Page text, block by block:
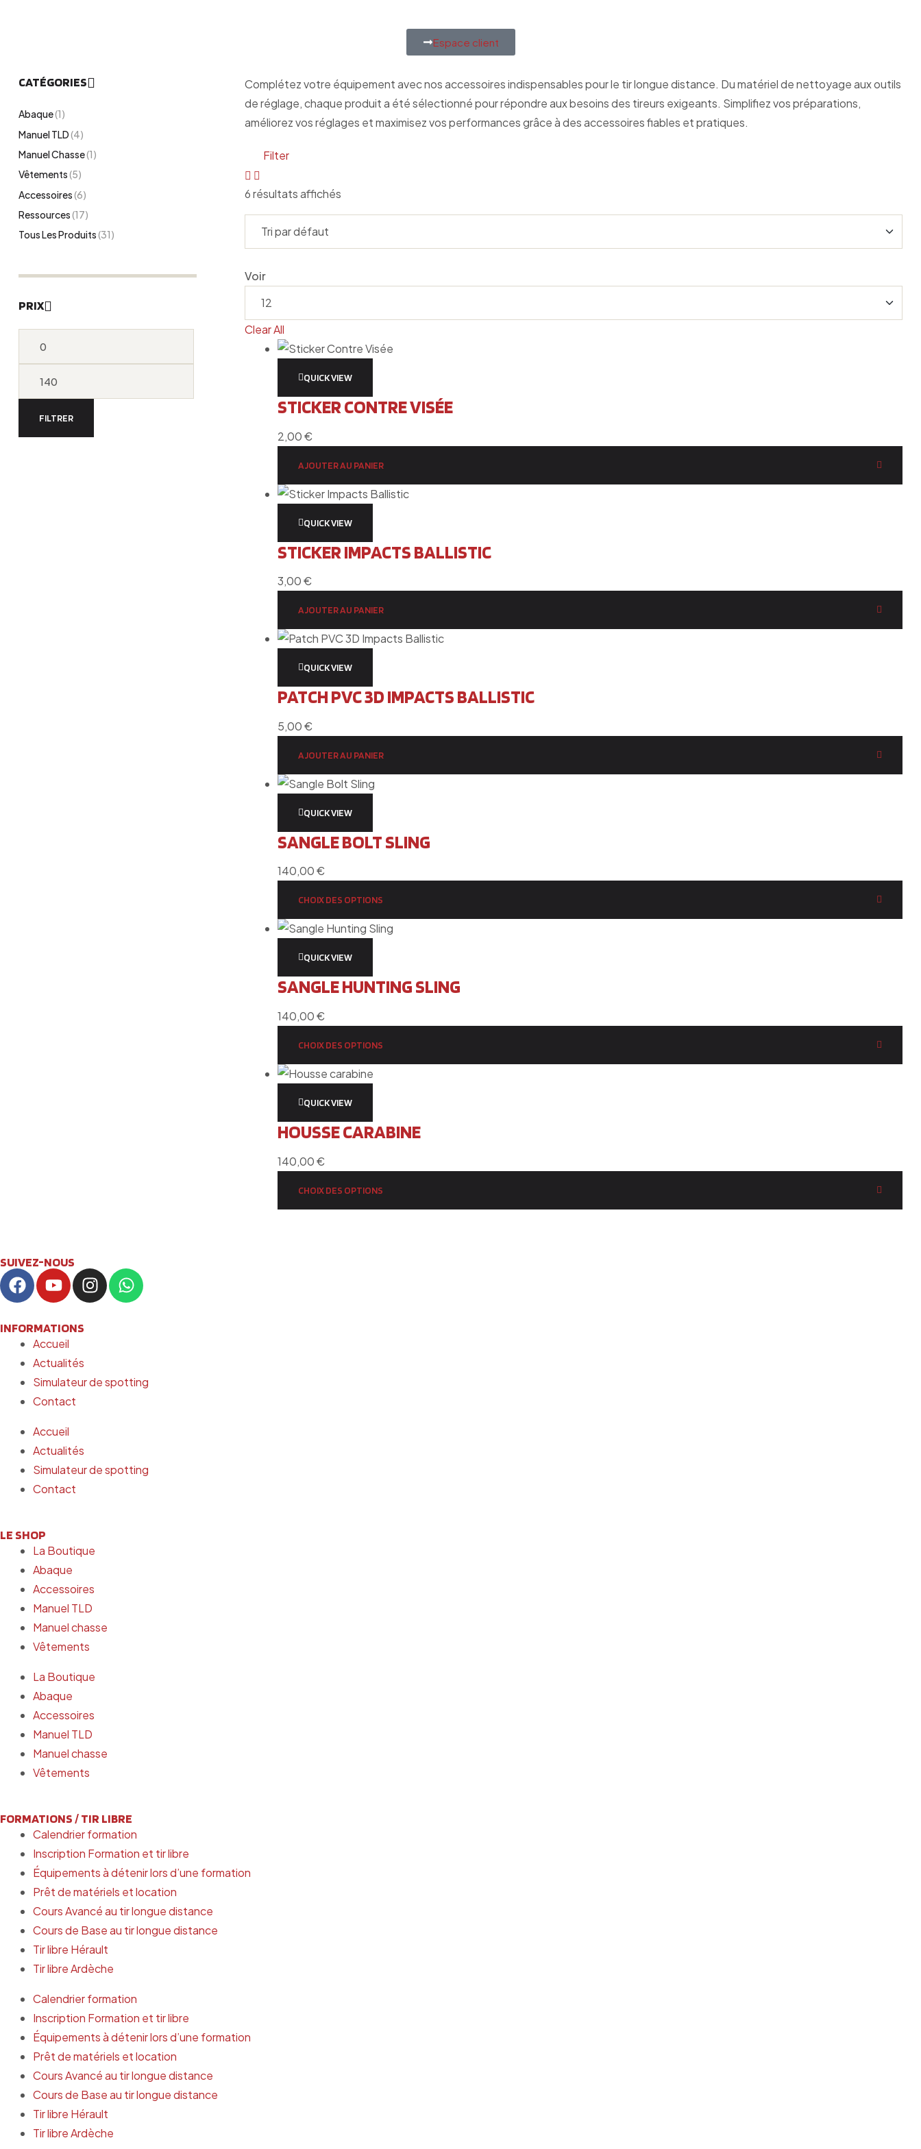
Espace client
Complétez votre équipement avec nos accessoires indispensables pour le tir longue distance. Du matériel de nettoyage aux outils
de réglage, chaque produit a été sélectionné pour répondre aux besoins des tireurs exigeants. Simplifiez vos préparations,
améliorez vos réglages et maximisez vos performances grâce à des accessoires fiables et pratiques.
Filter
6 résultats affichés
Voir
Clear All
QUICK VIEW
STICKER CONTRE VISÉE
2,00€
AJOUTER AU PANIER
QUICK VIEW
STICKER IMPACTS BALLISTIC
3,00€
AJOUTER AU PANIER
QUICK VIEW
PATCH PVC 3D IMPACTS BALLISTIC
5,00€
AJOUTER AU PANIER
QUICK VIEW
SANGLE BOLT SLING
140,00€
CHOIX DES OPTIONS
QUICK VIEW
SANGLE HUNTING SLING
140,00€
CHOIX DES OPTIONS
QUICK VIEW
HOUSSE CARABINE
140,00€
CHOIX DES OPTIONS
CATÉGORIES
Abaque(1)
Manuel TLD(4)
Manuel Chasse(1)
Vêtements(5)
Accessoires(6)
Ressources(17)
Tous Les Produits(31)
PRIX
FILTRER
SUIVEZ-NOUS
INFORMATIONS
Accueil
Actualités
Simulateur de spotting
Contact
Accueil
Actualités
Simulateur de spotting
Contact
LE SHOP
La Boutique
Abaque
Accessoires
Manuel TLD
Manuel chasse
Vêtements
La Boutique
Abaque
Accessoires
Manuel TLD
Manuel chasse
Vêtements
FORMATIONS / TIR LIBRE
Calendrier formation
Inscription Formation et tir libre
Équipements à détenir lors d’une formation
Prêt de matériels et location
Cours Avancé au tir longue distance
Cours de Base au tir longue distance
Tir libre Hérault
Tir libre Ardèche
Calendrier formation
Inscription Formation et tir libre
Équipements à détenir lors d’une formation
Prêt de matériels et location
Cours Avancé au tir longue distance
Cours de Base au tir longue distance
Tir libre Hérault
Tir libre Ardèche